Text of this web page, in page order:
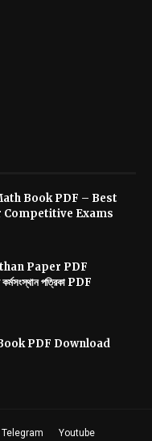
Book PDF – Best
Exams
Paper PDF
পত্রিকা PDF
PDF Download
Telegram Youtube